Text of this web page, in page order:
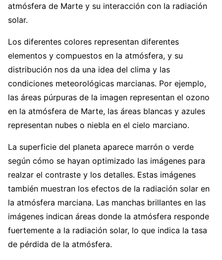
atmósfera de Marte y su interacción con la radiación
solar.
Los diferentes colores representan diferentes
elementos y compuestos en la atmósfera, y su
distribución nos da una idea del clima y las
condiciones meteorológicas marcianas. Por ejemplo,
las áreas púrpuras de la imagen representan el ozono
en la atmósfera de Marte, las áreas blancas y azules
representan nubes o niebla en el cielo marciano.
La superficie del planeta aparece marrón o verde
según cómo se hayan optimizado las imágenes para
realzar el contraste y los detalles. Estas imágenes
también muestran los efectos de la radiación solar en
la atmósfera marciana. Las manchas brillantes en las
imágenes indican áreas donde la atmósfera responde
fuertemente a la radiación solar, lo que indica la tasa
de pérdida de la atmósfera.